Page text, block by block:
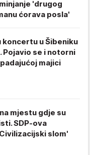
'drugog
ćorava posla'
koncertu u Šibeniku
Pojavio se i notorni
majici
mjestu gdje su
SDP-ova
slom'